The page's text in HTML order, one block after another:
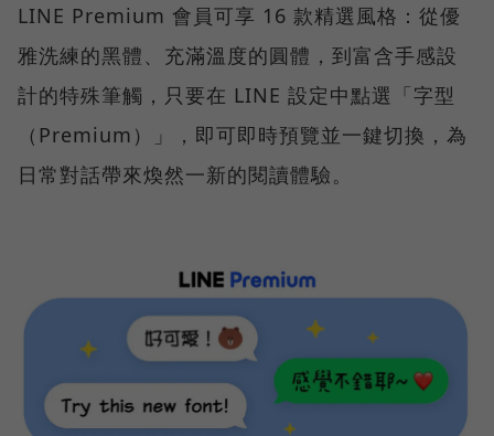
LINE Premium 會員可享 16 款精選風格：從優
雅洗練的黑體、充滿溫度的圓體，到富含手感設
計的特殊筆觸，只要在 LINE 設定中點選「字型
（Premium）」，即可即時預覽並一鍵切換，為
日常對話帶來煥然一新的閱讀體驗。